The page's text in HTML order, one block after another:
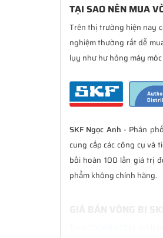
TẠI SAO NÊN MUA
Trên thị trường hiện nay
nghiệm thường rất dễ
lụy như hư hỏng máy
SKF Ngọc Anh - Phân
cung cấp các công cụ và
bồi hoàn 100 lần giá trị
phẩm không chính hãng.
GIÁ BÁN VÒNG BI
giá